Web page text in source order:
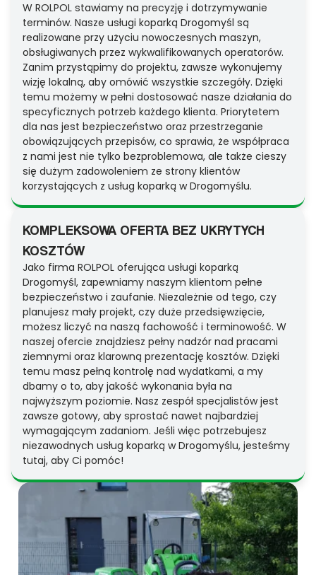
W ROLPOL stawiamy na precyzję i dotrzymywanie
terminów. Nasze usługi koparką Drogomyśl są
realizowane przy użyciu nowoczesnych maszyn,
obsługiwanych przez wykwalifikowanych operatorów.
Zanim przystąpimy do projektu, zawsze wykonujemy
wizję lokalną, aby omówić wszystkie szczegóły. Dzięki
temu możemy w pełni dostosować nasze działania do
specyficznych potrzeb każdego klienta. Priorytetem
dla nas jest bezpieczeństwo oraz przestrzeganie
obowiązujących przepisów, co sprawia, że współpraca
z nami jest nie tylko bezproblemowa, ale także cieszy
się dużym zadowoleniem ze strony klientów
korzystających z usług koparką w Drogomyślu.
KOMPLEKSOWA OFERTA BEZ UKRYTYCH
KOSZTÓW
Jako firma ROLPOL oferująca usługi koparką
Drogomyśl, zapewniamy naszym klientom pełne
bezpieczeństwo i zaufanie. Niezależnie od tego, czy
planujesz mały projekt, czy duże przedsięwzięcie,
możesz liczyć na naszą fachowość i terminowość. W
naszej ofercie znajdziesz pełny nadzór nad pracami
ziemnymi oraz klarowną prezentację kosztów. Dzięki
temu masz pełną kontrolę nad wydatkami, a my
dbamy o to, aby jakość wykonania była na
najwyższym poziomie. Nasz zespół specjalistów jest
zawsze gotowy, aby sprostać nawet najbardziej
wymagającym zadaniom. Jeśli więc potrzebujesz
niezawodnych usług koparką w Drogomyślu, jesteśmy
tutaj, aby Ci pomóc!